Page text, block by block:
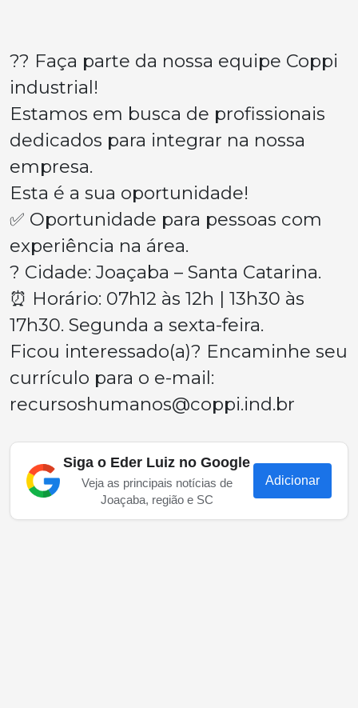
?? Faça parte da nossa equipe Coppi
industrial!
Estamos em busca de profissionais
dedicados para integrar na nossa
empresa.
Esta é a sua oportunidade!
✅ Oportunidade para pessoas com
experiência na área.
? Cidade: Joaçaba – Santa Catarina.
⏰ Horário: 07h12 às 12h | 13h30 às
17h30. Segunda a sexta-feira.
Ficou interessado(a)? Encaminhe seu
currículo para o e-mail:
recursoshumanos@coppi.ind.br
Siga o Eder Luiz no Google
Veja as principais notícias de
Joaçaba, região e SC
Adicionar